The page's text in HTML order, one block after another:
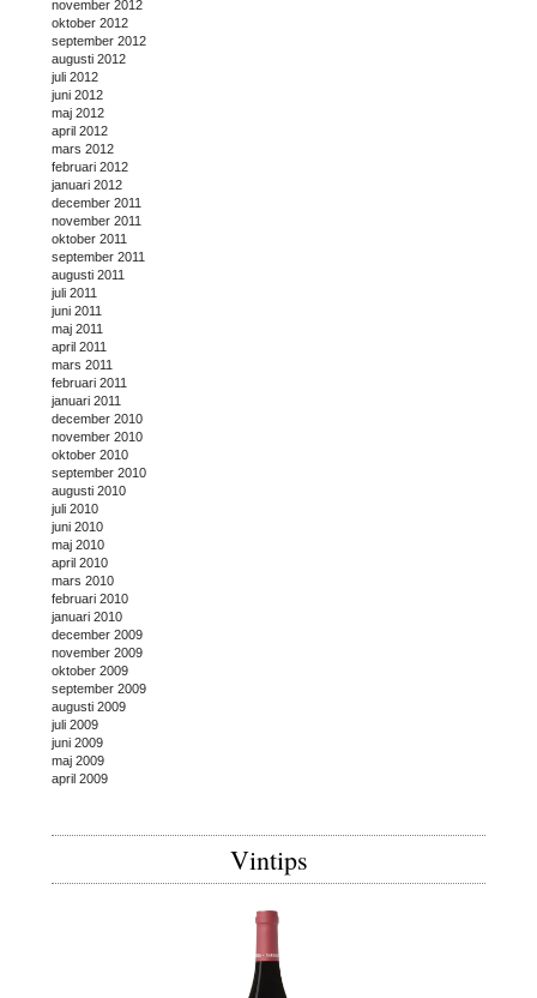
november 2012
oktober 2012
september 2012
augusti 2012
juli 2012
juni 2012
maj 2012
april 2012
mars 2012
februari 2012
januari 2012
december 2011
november 2011
oktober 2011
september 2011
augusti 2011
juli 2011
juni 2011
maj 2011
april 2011
mars 2011
februari 2011
januari 2011
december 2010
november 2010
oktober 2010
september 2010
augusti 2010
juli 2010
juni 2010
maj 2010
april 2010
mars 2010
februari 2010
januari 2010
december 2009
november 2009
oktober 2009
september 2009
augusti 2009
juli 2009
juni 2009
maj 2009
april 2009
Vintips